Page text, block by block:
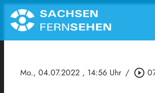
Mo., 04.07.2022 , 14:56 Uhr / play_circle_outline